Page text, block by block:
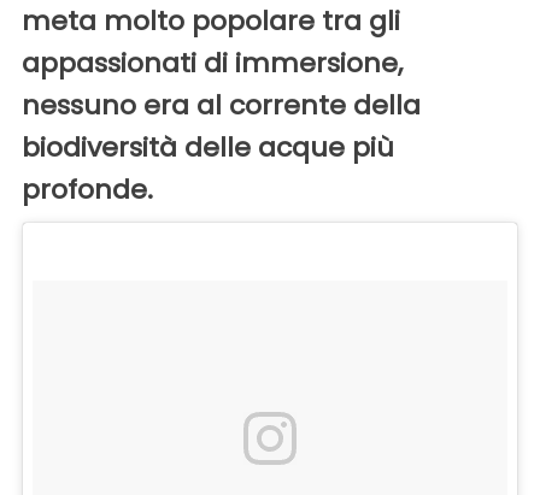
meta molto popolare tra gli
appassionati di immersione,
nessuno era al corrente della
biodiversità delle acque più
profonde.